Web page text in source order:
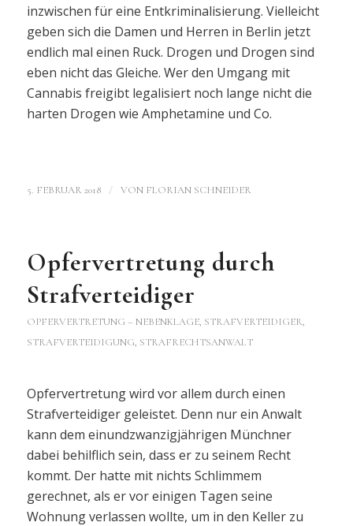
inzwischen für eine Entkriminalisierung. Vielleicht
geben sich die Damen und Herren in Berlin jetzt
endlich mal einen Ruck. Drogen und Drogen sind
eben nicht das Gleiche. Wer den Umgang mit
Cannabis freigibt legalisiert noch lange nicht die
harten Drogen wie Amphetamine und Co.
5. FEBRUAR 2018 / VON FLORIAN SCHNEIDER
Opfervertretung durch
Strafverteidiger
OPFERVERTRETUNG – NEBENKLAGE, STRAFVERTEIDIGER,
STRAFVERTEIDIGUNG, STRAFRECHTSANWALT
Opfervertretung wird vor allem durch einen
Strafverteidiger geleistet. Denn nur ein Anwalt
kann dem einundzwanzigjährigen Münchner
dabei behilflich sein, dass er zu seinem Recht
kommt. Der hatte mit nichts Schlimmem
gerechnet, als er vor einigen Tagen seine
Wohnung verlassen wollte, um in den Keller zu